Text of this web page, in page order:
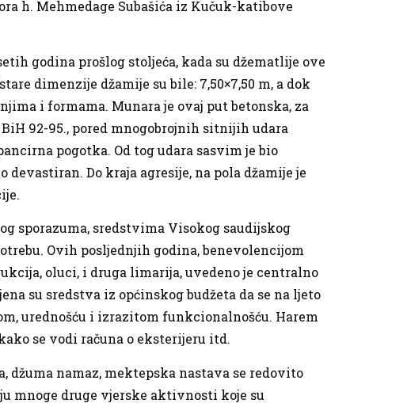
h. Mehmedage Subašića iz Kučuk-katibove
godina prošlog stoljeća, kada su džematlije ove
dimenzije džamije su bile: 7,50×7,50 m, a dok
i formama. Munara je ovaj put betonska, za
92-95., pored mnogobrojnih sitnijih udara
pogotka. Od tog udara sasvim je bio
Do kraja agresije, na pola džamije je
sporazuma, sredstvima Visokog saudijskog
Ovih posljednjih godina, benevolencijom
oluci, i druga limarija, uvedeno je centralno
su sredstva iz općinskog budžeta da se na ljeto
urednošću i izrazitom funkcionalnošću. Harem
se vodi računa o eksterijeru itd.
džuma namaz, mektepska nastava se redovito
mnoge druge vjerske aktivnosti koje su